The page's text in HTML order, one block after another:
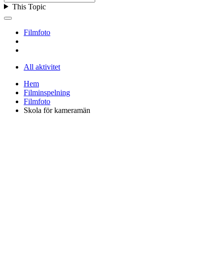
This Topic
Filmfoto
All aktivitet
Hem
Filminspelning
Filmfoto
Skola för kameramän